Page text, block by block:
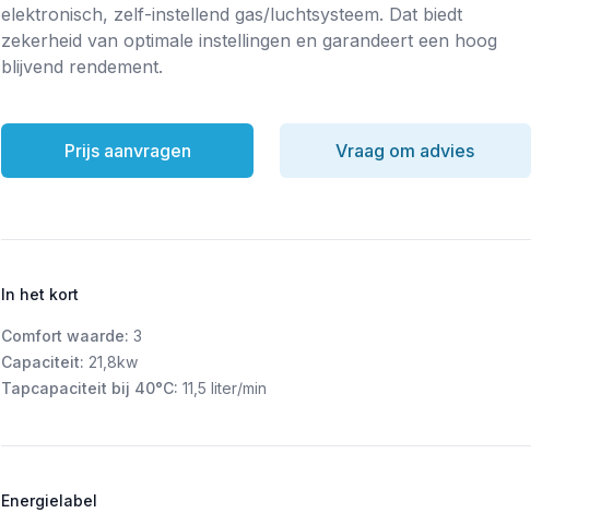
elektronisch, zelf-instellend gas/luchtsysteem. Dat biedt
zekerheid van optimale instellingen en garandeert een hoog
blijvend rendement.
Prijs aanvragen Vraag om advies
In het kort
Comfort waarde: 3
Capaciteit: 21,8kw
Tapcapaciteit bij 40°C: 11,5 liter/min
Energielabel